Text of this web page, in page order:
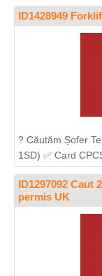
ID1428949
? Căutăm Șofer
1SD) ✅ Card
ID1297092 Caut
permis UK